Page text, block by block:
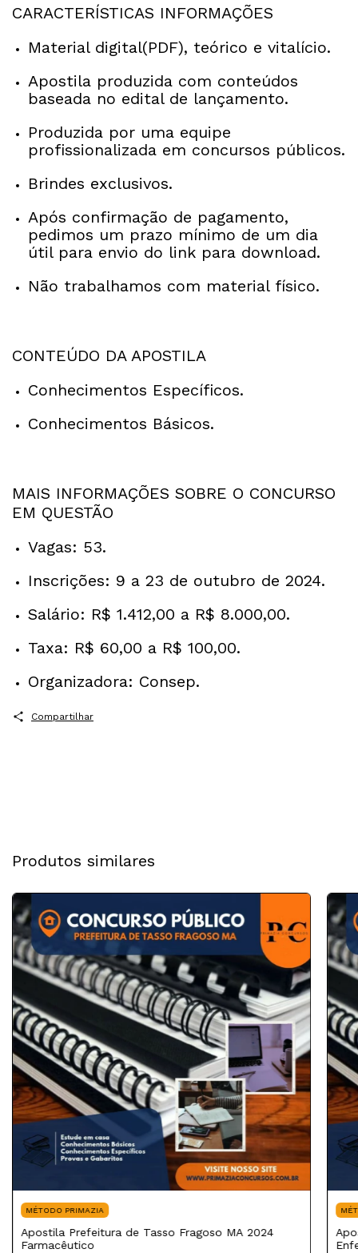
CARACTERÍSTICAS INFORMAÇÕES
Material digital(PDF), teórico e vitalício.
Apostila produzida com conteúdos
baseada no edital de lançamento.
Produzida por uma equipe
profissionalizada em concursos públicos.
Brindes exclusivos.
Após confirmação de pagamento,
pedimos um prazo mínimo de um dia
útil para envio do link para download.
Não trabalhamos com material físico.
CONTEÚDO DA APOSTILA
Conhecimentos Específicos.
Conhecimentos Básicos.
MAIS INFORMAÇÕES SOBRE O CONCURSO
EM QUESTÃO
Vagas: 53.
Inscrições: 9 a 23 de outubro de 2024.
Salário: R$ 1.412,00 a R$ 8.000,00.
Taxa: R$ 60,00 a R$ 100,00.
Organizadora: Consep.
Compartilhar
Produtos similares
MÉTODO PRIMAZIA
Apostila Prefeitura de Tasso Fragoso MA 2024
Farmacêutico